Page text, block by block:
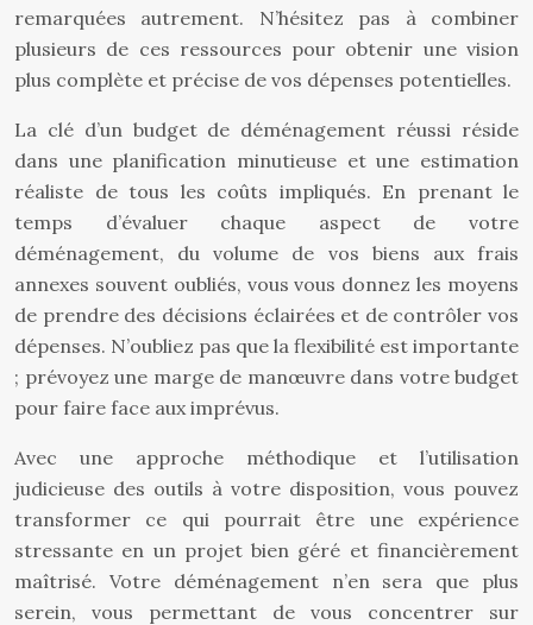
remarquées autrement. N’hésitez pas à combiner
plusieurs de ces ressources pour obtenir une vision
plus complète et précise de vos dépenses potentielles.
La clé d’un budget de déménagement réussi réside
dans une planification minutieuse et une estimation
réaliste de tous les coûts impliqués. En prenant le
temps d’évaluer chaque aspect de votre
déménagement, du volume de vos biens aux frais
annexes souvent oubliés, vous vous donnez les moyens
de prendre des décisions éclairées et de contrôler vos
dépenses. N’oubliez pas que la flexibilité est importante
; prévoyez une marge de manœuvre dans votre budget
pour faire face aux imprévus.
Avec une approche méthodique et l’utilisation
judicieuse des outils à votre disposition, vous pouvez
transformer ce qui pourrait être une expérience
stressante en un projet bien géré et financièrement
maîtrisé. Votre déménagement n’en sera que plus
serein, vous permettant de vous concentrer sur